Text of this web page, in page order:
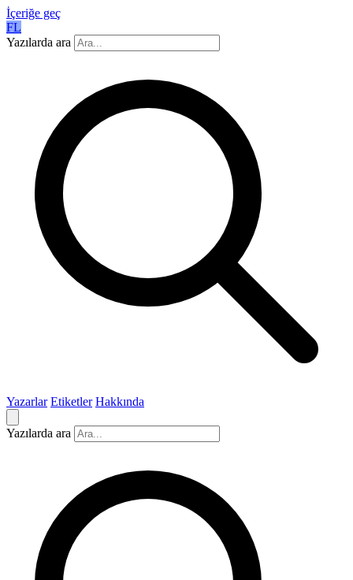
İçeriğe geç
FL
Yazılarda ara
Yazarlar Etiketler Hakkında
Yazılarda ara